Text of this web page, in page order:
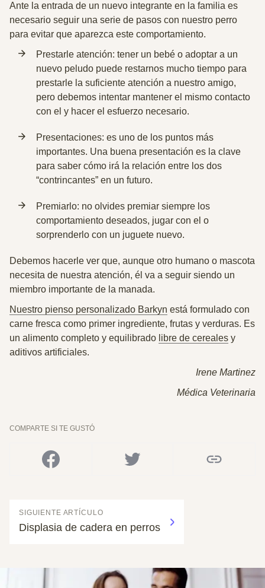
Ante la entrada de un nuevo integrante en la familia es
necesario seguir una serie de pasos con nuestro perro
para evitar que aparezca este comportamiento.
Prestarle atención: tener un bebé o adoptar a un
nuevo peludo puede restarnos mucho tiempo para
prestarle la suficiente atención a nuestro amigo,
pero debemos intentar mantener el mismo contacto
con el y hacer el esfuerzo necesario.
Presentaciones: es uno de los puntos más
importantes. Una buena presentación es la clave
para saber cómo irá la relación entre los dos
“contrincantes” en un futuro.
Premiarlo: no olvides premiar siempre los
comportamiento deseados, jugar con el o
sorprenderlo con un juguete nuevo.
Debemos hacerle ver que, aunque otro humano o mascota
necesita de nuestra atención, él va a seguir siendo un
miembro importante de la manada.
Nuestro pienso personalizado Barkyn está formulado con
carne fresca como primer ingrediente, frutas y verduras. Es
un alimento completo y equilibrado libre de cereales y
aditivos artificiales.
Irene Martinez
Médica Veterinaria
COMPARTE SI TE GUSTÓ
SIGUIENTE ARTÍCULO
Displasia de cadera en perros